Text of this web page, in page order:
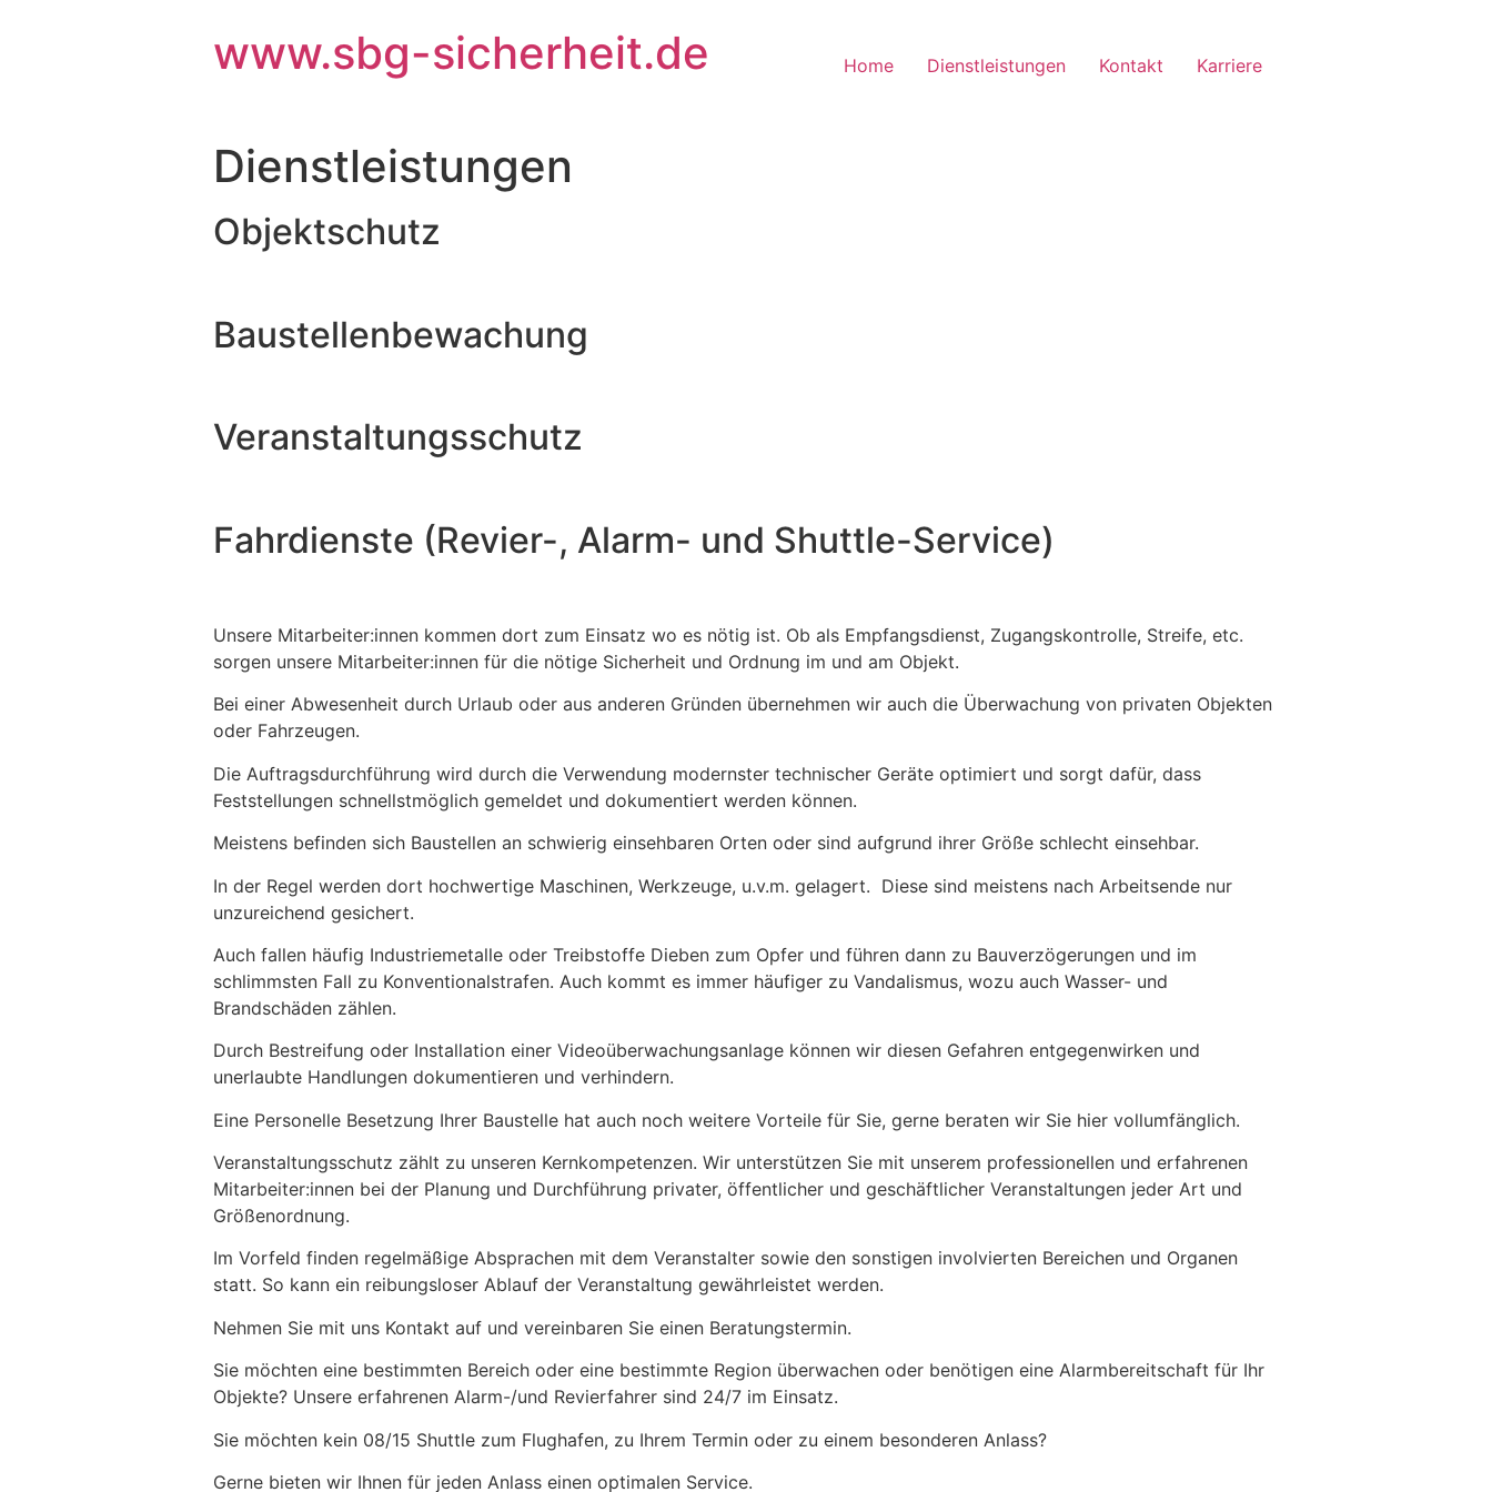
www.sbg-sicherheit.de Home Dienstleistungen Kontakt Karriere
Dienstleistungen
Objektschutz
Baustellenbewachung
Veranstaltungsschutz
Fahrdienste (Revier-, Alarm- und Shuttle-Service)
Unsere Mitarbeiter:innen kommen dort zum Einsatz wo es nötig ist. Ob als Empfangsdienst, Zugangskontrolle, Streife, etc.
sorgen unsere Mitarbeiter:innen für die nötige Sicherheit und Ordnung im und am Objekt.
Bei einer Abwesenheit durch Urlaub oder aus anderen Gründen übernehmen wir auch die Überwachung von privaten Objekten
oder Fahrzeugen.
Die Auftragsdurchführung wird durch die Verwendung modernster technischer Geräte optimiert und sorgt dafür, dass
Feststellungen schnellstmöglich gemeldet und dokumentiert werden können.
Meistens befinden sich Baustellen an schwierig einsehbaren Orten oder sind aufgrund ihrer Größe schlecht einsehbar.
In der Regel werden dort hochwertige Maschinen, Werkzeuge, u.v.m. gelagert. Diese sind meistens nach Arbeitsende nur
unzureichend gesichert.
Auch fallen häufig Industriemetalle oder Treibstoffe Dieben zum Opfer und führen dann zu Bauverzögerungen und im
schlimmsten Fall zu Konventionalstrafen. Auch kommt es immer häufiger zu Vandalismus, wozu auch Wasser- und
Brandschäden zählen.
Durch Bestreifung oder Installation einer Videoüberwachungsanlage können wir diesen Gefahren entgegenwirken und
unerlaubte Handlungen dokumentieren und verhindern.
Eine Personelle Besetzung Ihrer Baustelle hat auch noch weitere Vorteile für Sie, gerne beraten wir Sie hier vollumfänglich.
Veranstaltungsschutz zählt zu unseren Kernkompetenzen. Wir unterstützen Sie mit unserem professionellen und erfahrenen
Mitarbeiter:innen bei der Planung und Durchführung privater, öffentlicher und geschäftlicher Veranstaltungen jeder Art und
Größenordnung.
Im Vorfeld finden regelmäßige Absprachen mit dem Veranstalter sowie den sonstigen involvierten Bereichen und Organen
statt. So kann ein reibungsloser Ablauf der Veranstaltung gewährleistet werden.
Nehmen Sie mit uns Kontakt auf und vereinbaren Sie einen Beratungstermin.
Sie möchten eine bestimmten Bereich oder eine bestimmte Region überwachen oder benötigen eine Alarmbereitschaft für Ihr
Objekte? Unsere erfahrenen Alarm-/und Revierfahrer sind 24/7 im Einsatz.
Sie möchten kein 08/15 Shuttle zum Flughafen, zu Ihrem Termin oder zu einem besonderen Anlass?
Gerne bieten wir Ihnen für jeden Anlass einen optimalen Service.